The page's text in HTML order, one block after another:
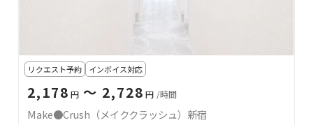
リクエスト予約 インボイス対応
2,178 円 〜 2,728 円 /時間
Make●Crush（メイククラッシュ）新宿